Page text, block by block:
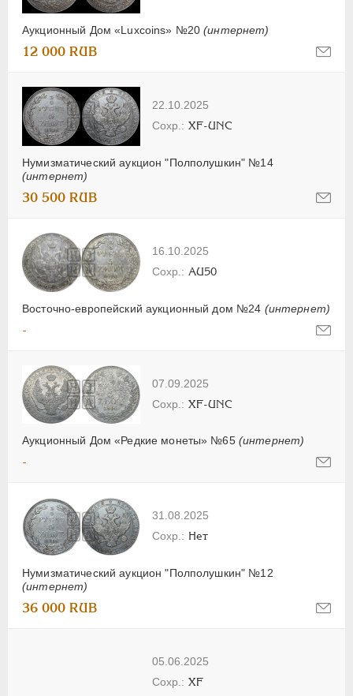
Аукционный Дом «Luxcoins» №20(интернет)
12 000 RUB
22.10.2025
Нумизматический аукцион "Полполушкин" №14
(интернет)
XF-UNC
30 500 RUB
16.10.2025
Восточно-европейский аукционный дом №24 (интернет)
AU50
-
07.09.2025
Аукционный Дом «Редкие монеты» №65 (интернет)
XF-UNC
-
31.08.2025
Нумизматический аукцион "Полполушкин" №12
(интернет)
Нет
36 000 RUB
05.06.2025
XF